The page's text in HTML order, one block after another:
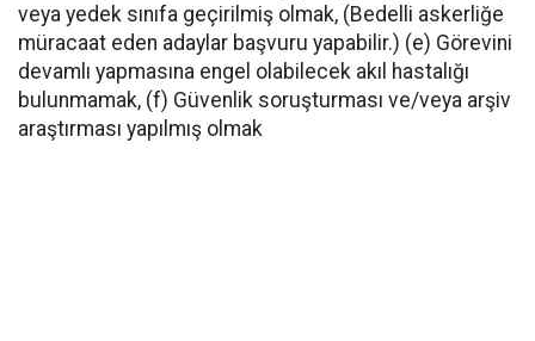
veya yedek sınıfa geçirilmiş olmak, (Bedelli askerliğe
müracaat eden adaylar başvuru yapabilir.) (e) Görevini
devamlı yapmasına engel olabilecek akıl hastalığı
bulunmamak, (f) Güvenlik soruşturması ve/veya arşiv
araştırması yapılmış olmak